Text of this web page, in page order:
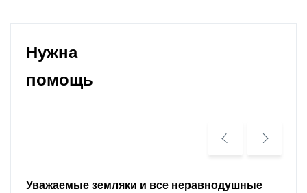
Нужна
помощь
Уважаемые земляки и все неравнодушные